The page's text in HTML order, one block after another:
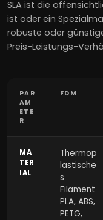
SLA ist die
ist oder ein
robuste oder
Preis-Leistungs-
PAR
AM
ETE
R
FDM
MA
TER
IAL
Thermop
lastische
s
Filament
PLA, ABS,
PETG,